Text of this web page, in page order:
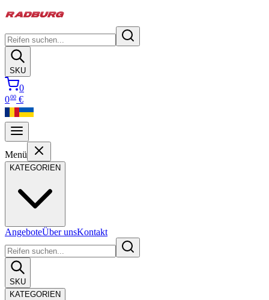
SKU
0
000 €
Menü
KATEGORIEN
AngeboteÜber unsKontakt
SKU
KATEGORIEN